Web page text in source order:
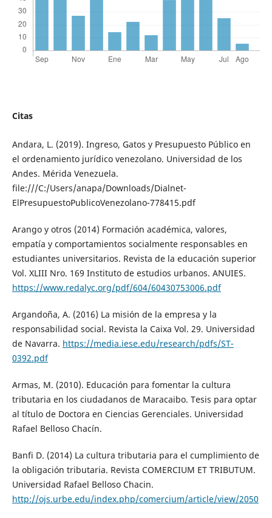
Citas
Andara, L. (2019). Ingreso, Gatos y Presupuesto Público en
el ordenamiento jurídico venezolano. Universidad de los
Andes. Mérida Venezuela.
file:///C:/Users/anapa/Downloads/Dialnet-
ElPresupuestoPublicoVenezolano-778415.pdf
Arango y otros (2014) Formación académica, valores,
empatía y comportamientos socialmente responsables en
estudiantes universitarios. Revista de la educación superior
Vol. XLIII Nro. 169 Instituto de estudios urbanos. ANUIES.
https://www.redalyc.org/pdf/604/60430753006.pdf
Argandoña, A. (2016) La misión de la empresa y la
responsabilidad social. Revista la Caixa Vol. 29. Universidad
de Navarra. https://media.iese.edu/research/pdfs/ST-
0392.pdf
Armas, M. (2010). Educación para fomentar la cultura
tributaria en los ciudadanos de Maracaibo. Tesis para optar
al título de Doctora en Ciencias Gerenciales. Universidad
Rafael Belloso Chacín.
Banfi D. (2014) La cultura tributaria para el cumplimiento de
la obligación tributaria. Revista COMERCIUM ET TRIBUTUM.
Universidad Rafael Belloso Chacin.
http://ojs.urbe.edu/index.php/comercium/article/view/2050